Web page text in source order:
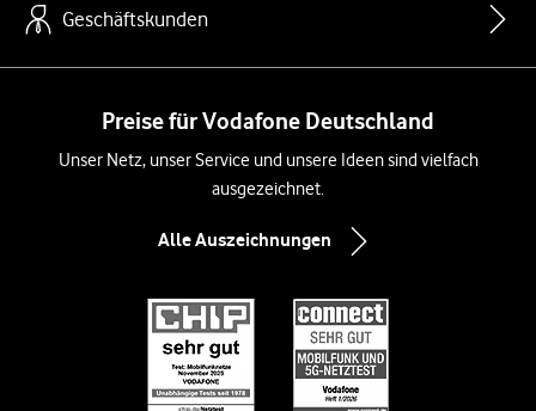
Geschäftskunden
Preise für Vodafone Deutschland
Unser Netz, unser Service und unsere Ideen sind vielfach
ausgezeichnet.
Alle Auszeichnungen